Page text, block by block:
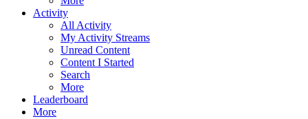
Activity
All Activity
My Activity Streams
Unread Content
Content I Started
Search
More
Leaderboard
More